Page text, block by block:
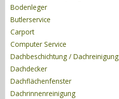
Bodenleger
Butlerservice
Carport
Computer Service
Dachbeschichtung / Dachreinigung
Dachdecker
Dachflächenfenster
Dachrinnenreinigung